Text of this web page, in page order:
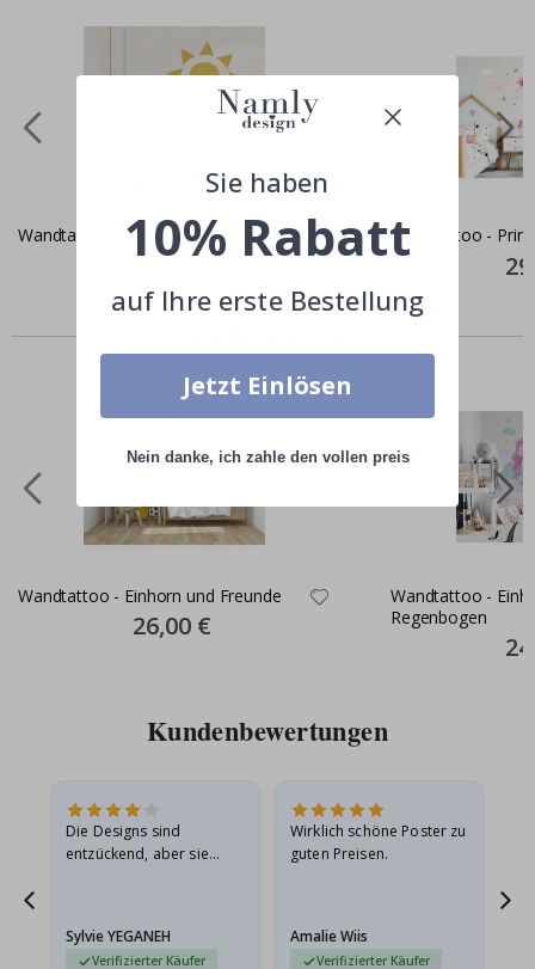
Wandtattoo - Sonne / Gelb
Special
29,00 €
Wandtattoo -
Wandtattoo - Einhorn und Freunde
Special
Price
26,00 €
Wandtattoo -
Regenbogen
Kundenbewertungen
Die Designs sind
entzückend, aber sie
sie…
Sylvie YEGANEH
Verifizierter Käufer
Wirklich schöne Poster zu
guten Preisen.
Amalie Wiis
Verifizierter Käufer
Sie haben
10% Rabatt
auf Ihre erste Bestellung
Jetzt Einlösen
Nein danke, ich zahle den vollen preis